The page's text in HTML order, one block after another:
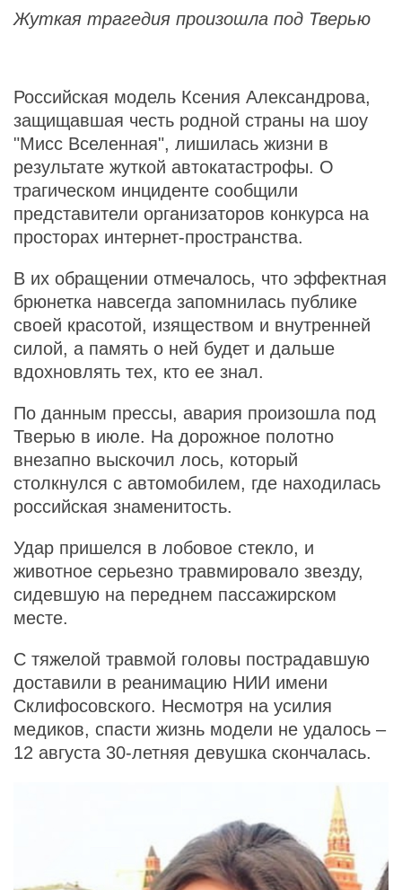
Жуткая трагедия произошла под Тверью
Российская модель Ксения Александрова,
защищавшая честь родной страны на шоу
"Мисс Вселенная", лишилась жизни в
результате жуткой автокатастрофы. О
трагическом инциденте сообщили
представители организаторов конкурса на
просторах интернет-пространства.
В их обращении отмечалось, что эффектная
брюнетка навсегда запомнилась публике
своей красотой, изяществом и внутренней
силой, а память о ней будет и дальше
вдохновлять тех, кто ее знал.
По данным прессы, авария произошла под
Тверью в июле. На дорожное полотно
внезапно выскочил лось, который
столкнулся с автомобилем, где находилась
российская знаменитость.
Удар пришелся в лобовое стекло, и
животное серьезно травмировало звезду,
сидевшую на переднем пассажирском
месте.
С тяжелой травмой головы пострадавшую
доставили в реанимацию НИИ имени
Склифосовского. Несмотря на усилия
медиков, спасти жизнь модели не удалось –
12 августа 30-летняя девушка скончалась.